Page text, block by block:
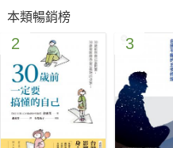
￭工作似乎做不完，頻繁加班，
￭不懂如何拒絕人際請託，而
￭找不到最佳時間管理軟體，
￭不知如何評估預防意外發生
作者菲比．嘉文曾深陷工作
本類暢銷榜
2 3